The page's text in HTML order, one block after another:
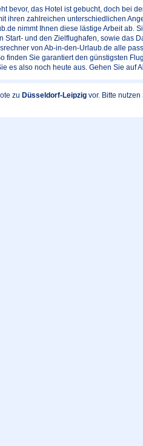
bevor, das Hotel ist gebucht, doch bei
ihren zahlreichen unterschiedlichen
nimmt Ihnen diese lästige Arbeit ab.
Start- und den Zielflughafen, sowie das
von Ab-in-den-Urlaub.de alle
finden Sie garantiert den günstigsten
es also noch heute aus. Gehen Sie auf
zu Düsseldorf-Leipzig vor. Bitte